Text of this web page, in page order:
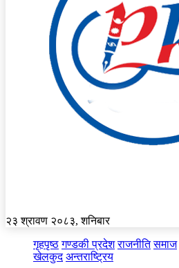
२३ श्रावण २०८३, शनिबार
गृहपृष्ठ गण्डकी प्रदेश राजनीति समाज
खेलकुद अन्तराष्ट्रिय